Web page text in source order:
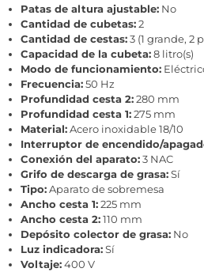
Patas de altura ajustable: No
Cantidad de cubetas:2
Cantidad de cestas:3 (1 grande, 2
Capacidad de la cubeta:8 litro(s)
Modo de funcionamiento:
Frecuencia:50 Hz
Profundidad cesta 2:280 mm
Profundidad cesta 1:275 mm
Material:Acero inoxidable 18/10
Interruptor de encendido/
Conexión del aparato:3 NAC
Grifo de descarga de grasa:Sí
Tipo:Aparato de sobremesa
Ancho cesta 1:225 mm
Ancho cesta 2:110 mm
Depósito colector de grasa: No
Luz indicadora:Sí
Voltaje:400 V